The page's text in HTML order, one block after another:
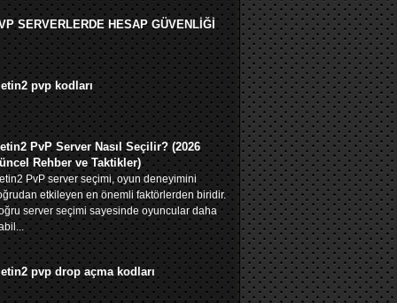
SERVERLERDE HESAP GÜVENLİĞİ
pvp kodları
PvP Server Nasıl Seçilir? (2026
Rehber ve Taktikler)
PvP server seçimi, oyun deneyimini
etkileyen en önemli faktörlerden biridir.
server seçimi sayesinde oyuncular daha
pvp drop açma kodları